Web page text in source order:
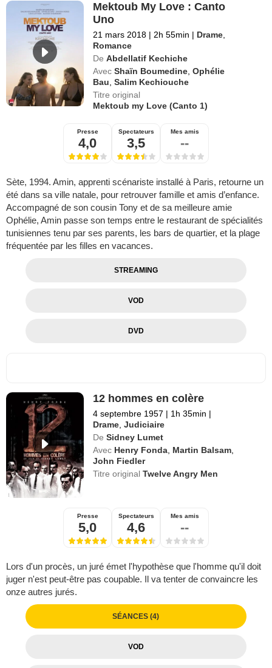
Mektoub My Love : Canto
Uno
21 mars 2018 | 2h 55min | Drame,
Romance
De Abdellatif Kechiche
Avec Shaïn Boumedine,Ophélie
Bau,Salim Kechiouche
Titre original
Mektoub my Love (Canto 1)
Presse
4,0
Spectateurs
3,5
Mes amis
--
Sète, 1994. Amin, apprenti scénariste installé à Paris, retourne un
été dans sa ville natale, pour retrouver famille et amis d’enfance.
Accompagné de son cousin Tony et de sa meilleure amie
Ophélie, Amin passe son temps entre le restaurant de spécialités
tunisiennes tenu par ses parents, les bars de quartier, et la plage
fréquentée par les filles en vacances.
STREAMING
VOD
DVD
12 hommes en colère
4 septembre 1957 | 1h 35min |
Drame,Judiciaire
De Sidney Lumet
Avec Henry Fonda, Martin Balsam,
John Fiedler
Titre originalTwelve Angry Men
Presse
5,0
Spectateurs
4,6
Mes amis
--
Lors d'un procès, un juré émet l'hypothèse que l'homme qu'il doit
juger n'est peut-être pas coupable. Il va tenter de convaincre les
onze autres jurés.
SÉANCES (4)
VOD